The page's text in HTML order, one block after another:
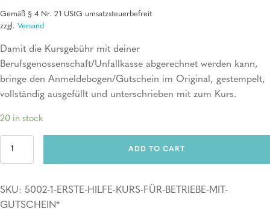
Gemäß § 4 Nr. 21 UStG umsatzsteuerbefreit
zzgl. Versand
Damit die Kursgebühr mit deiner
Berufsgenossenschaft/Unfallkasse abgerechnet werden kann,
bringe den Anmeldebogen/Gutschein im Original, gestempelt,
vollständig ausgefüllt und unterschrieben mit zum Kurs.
20 in stock
Erste
Betriebe
mit
ADD TO CART
SKU: 5002-1-ERSTE-HILFE-KURS-FÜR-BETRIEBE-MIT-
GUTSCHEIN*